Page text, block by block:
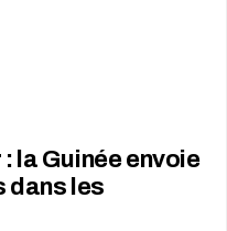
la Guinée envoie
dans les